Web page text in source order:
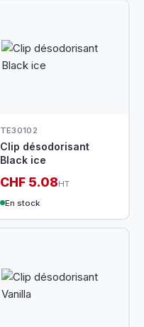
TE30102
Clip désodorisant
Black ice
CHF 5.08HT
En stock